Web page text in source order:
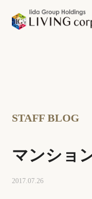
STAFF BLOG
マンショ
2017.07.26